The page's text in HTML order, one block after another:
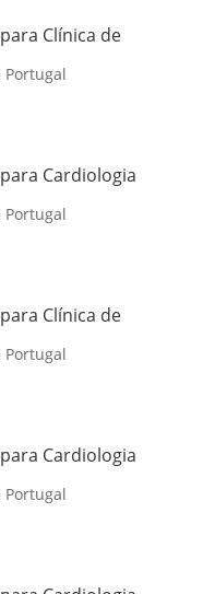
Clínica de
Cardiologia
Clínica de
Cardiologia